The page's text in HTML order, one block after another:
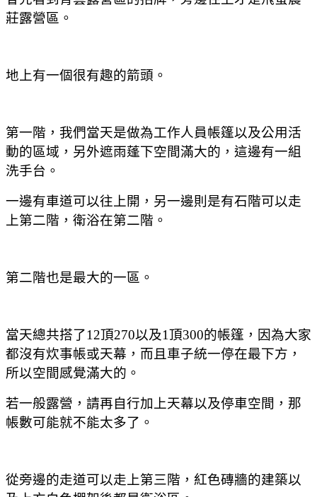
莊露營區。
地上有一個很有趣的箭頭。
第一階，我們當天是做為工作人員帳篷以及公用活
動的區域，另外遮雨蓬下空間滿大的，這邊有一組
洗手台。
一邊有車道可以往上開，另一邊則是有石階可以走
上第二階，衛浴在第二階。
第二階也是最大的一區。
當天總共搭了12頂270以及1頂300的帳篷，因為大家
都沒有炊事帳或天幕，而且車子統一停在最下方，
所以空間感覺滿大的。
若一般露營，請再自行加上天幕以及停車空間，那
帳數可能就不能太多了。
從旁邊的走道可以走上第三階，紅色磚牆的建築以